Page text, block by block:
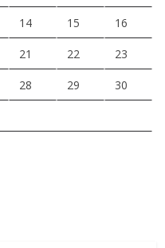
14 15 16
21 22 23
28 29 30